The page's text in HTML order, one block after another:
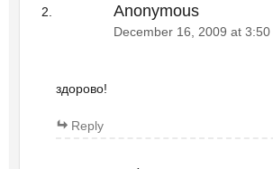
Anonymous
December 16, 2009 at 3:50
здорово!
Reply